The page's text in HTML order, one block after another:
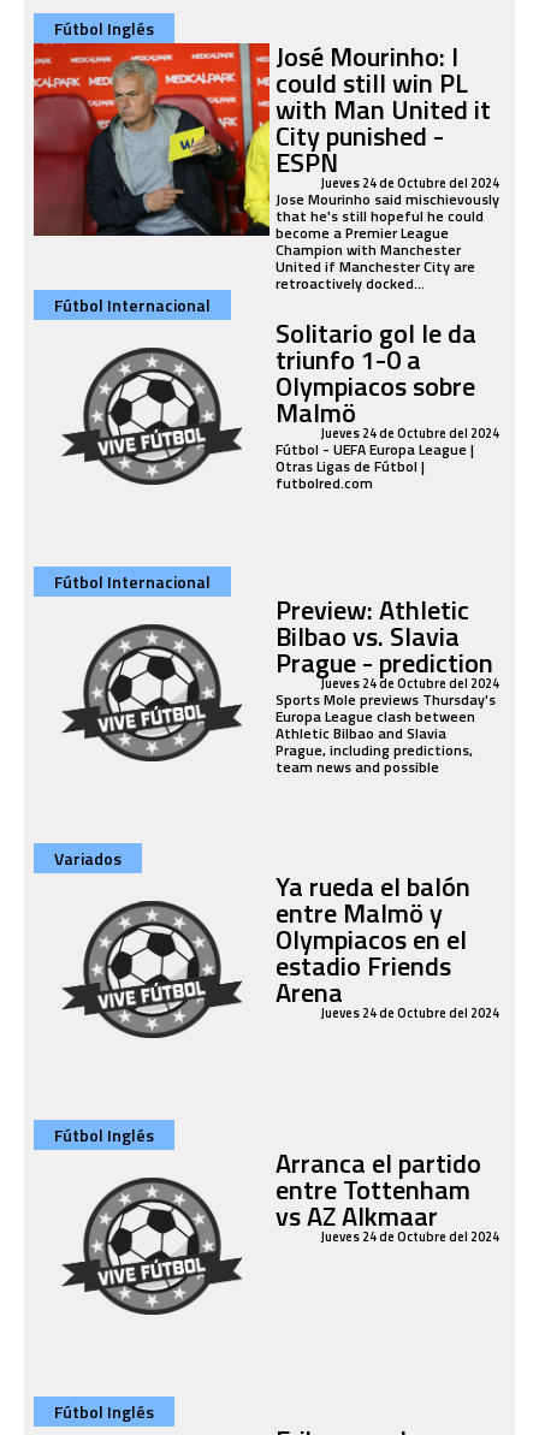
Fútbol Inglés
José Mourinho: I
could still win PL
with Man United it
City punished -
ESPNJueves 24 de Octubre del 2024
Jose Mourinho said mischievously
that he's still hopeful he could
become a Premier League
Champion with Manchester
United if Manchester City are
retroactively docked...
Fútbol Internacional
Solitario gol le da
triunfo 1-0 a
Olympiacos sobre
MalmöJueves 24 de Octubre del 2024
Fútbol - UEFA Europa League |
Otras Ligas de Fútbol |
futbolred.com
Fútbol Internacional
Preview: Athletic
Bilbao vs. Slavia
Prague - prediction
Jueves 24 de Octubre del 2024
Sports Mole previews Thursday's
Europa League clash between
Athletic Bilbao and Slavia
Prague, including predictions,
team news and possible
Variados
Ya rueda el balón
entre Malmö y
Olympiacos en el
estadio Friends
ArenaJueves 24 de Octubre del 2024
Fútbol Inglés
Arranca el partido
entre Tottenham
vs AZ Alkmaar
Jueves 24 de Octubre del 2024
Fútbol Inglés